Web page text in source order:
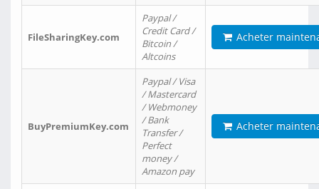
FileSharingKey.com
Paypal /
Credit Card /
Bitcoin /
Altcoins
Acheter
BuyPremiumKey.com
Paypal / Visa
/ Mastercard
/ Webmoney
/ Bank
Transfer /
Perfect
money /
Amazon pay
Acheter